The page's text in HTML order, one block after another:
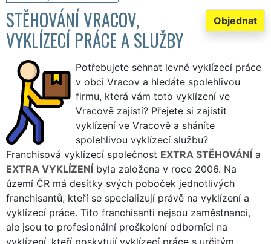
Objednat
STĚHOVÁNÍ VRACOV,
VYKLÍZECÍ PRÁCE A SLUŽBY
Potřebujete sehnat levné vyklízecí práce
v obci Vracov a hledáte spolehlivou
firmu, která vám toto vyklízení ve
Vracově zajistí? Přejete si zajistit
vyklízení ve Vracově a sháníte
spolehlivou vyklízecí službu?
Franchisová vyklízecí společnost EXTRA STĚHOVÁNÍ a
EXTRA VYKLÍZENÍ byla založena v roce 2006. Na
území ČR má desítky svých poboček jednotlivých
franchisantů, kteří se specializují právě na vyklízení a
vyklízecí práce. Tito franchisanti nejsou zaměstnanci,
ale jsou to profesionální proškolení odborníci na
vyklízení, kteří poskytují vyklízecí práce s určitým